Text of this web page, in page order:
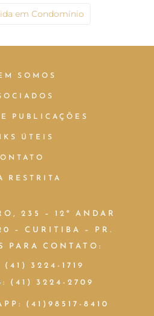
em Condomínio
SOMOS
PUBLICAÇÕES
ÚTEIS
RESTRITA
235 – 12º ANDAR
– CURITIBA – PR.
PARA CONTATO:
(41) 3224-1719
(41) 3224-2709
(41)98517-8410